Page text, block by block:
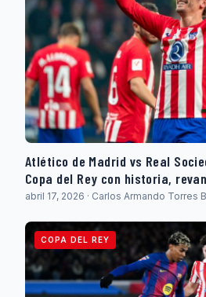
Atlético de Madrid vs Real
Copa del Rey con historia,
abril 17, 2026 · Carlos Armando Torres
COPA DEL REY